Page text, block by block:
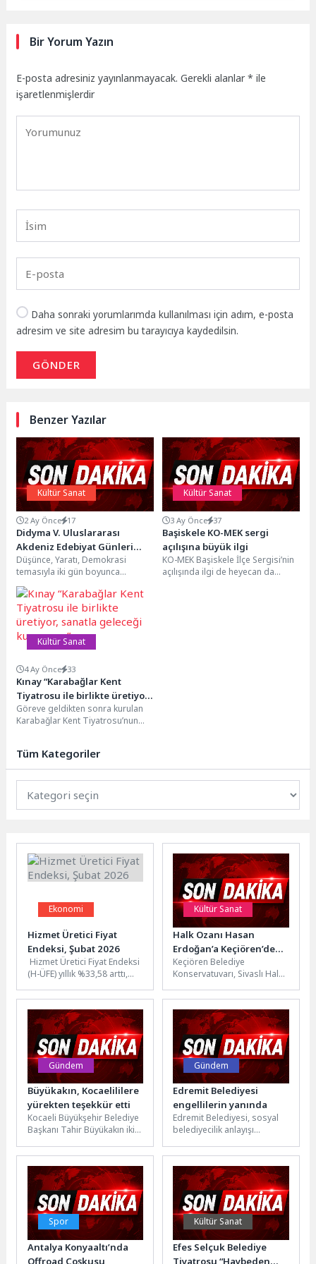
Bir Yorum Yazın
E-posta adresiniz yayınlanmayacak. Gerekli alanlar* ile
işaretlenmişlerdir
Daha sonraki yorumlarımda kullanılması için adım, e-posta
adresim ve site adresim bu tarayıcıya kaydedilsin.
GÖNDER
Benzer Yazılar
Kültür Sanat
2 Ay Önce 17
Didyma V. Uluslararası
Akdeniz Edebiyat Günleri
Muhteşem Bir Kapanış
Gecesiyle Tamamlandı
Düşünce, Yaratı, Demokrasi
temasıyla iki gün boyunca
Didim’de gerçekleştirilen Didyma
V. Uluslararası Akdeniz Edebiyat
Günleri,...
Kültür Sanat
3 Ay Önce 37
Başiskele KO-MEK sergi
açılışına büyük ilgi
KO-MEK Başiskele İlçe Sergisi’nin
açılışında ilgi de heyecan da
Kültür Sanat
4 Ay Önce 33
Kınay “Karabağlar Kent
Tiyatrosu ile birlikte üretiyor,
sanatla geleceği kuruyoruz”
Göreve geldikten sonra kurulan
Karabağlar Kent Tiyatrosu’nun
“Karabağlar’da...
Tüm Kategoriler
Ekonomi
Hizmet Üretici Fiyat
Endeksi, Şubat 2026
Hizmet Üretici Fiyat Endeksi
(H-ÜFE) yıllık %33,58 arttı,
yılı Şubat ayında...
Kültür Sanat
Halk Ozanı Hasan
Erdoğan’a Keçiören’de
Özel Anma Programı
Keçiören Belediye
Konservatuvarı, Sivaslı Halk
gecesi düzenledi. Neşet
Ertaş Sanat ve...
Gündem
Büyükakın, Kocaelililere
yürekten teşekkür etti
Kocaeli Büyükşehir Belediye
Başkanı Tahir Büyükakın iki
basın toplantısına
katılanlara ve sahada...
Gündem
Edremit Belediyesi
engellilerin yanında
Edremit Belediyesi, sosyal
belediyecilik anlayışı
ihtiyaç sahibi vatandaşlara
yönelik destek çalışmalarını
sürdürüyor....
Spor
Antalya Konyaaltı’nda
Offroad Coşkusu
Kültür Sanat
Efes Selçuk Belediye
Tiyatrosu “Haybeden